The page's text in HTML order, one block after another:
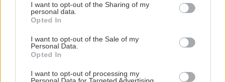
I want to opt-out of the Sharing of my
personal data.
Opted In
I want to opt-out of the Sale of my
Personal Data.
Opted In
I want to opt-out of processing my
ottimo CTR supera il 6%.
https://www.campaignmonitor.com/resources/guides/
marketing-benchmarks/